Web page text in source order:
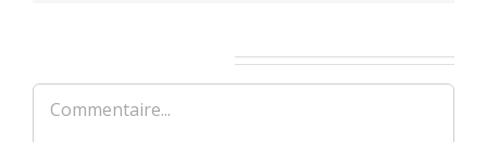
Commentaire